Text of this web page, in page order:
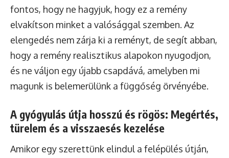
fontos, hogy ne hagyjuk, hogy ez a remény
elvakítson minket a valósággal szemben. Az
elengedés nem zárja ki a reményt, de segít abban,
hogy a remény realisztikus alapokon nyugodjon,
és ne váljon egy újabb csapdává, amelyben mi
magunk is belemerülünk a függőség örvényébe.
A gyógyulás útja hosszú és rögös: Megértés,
türelem és a visszaesés kezelése
Amikor egy szerettünk elindul a felépülés útján,